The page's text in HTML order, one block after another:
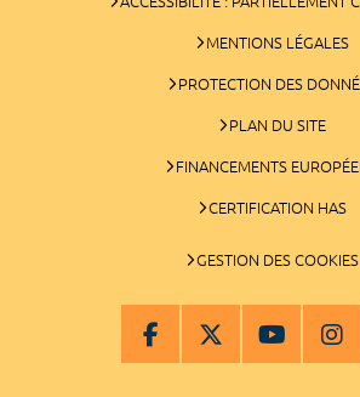
MENTIONS LÉGALES
PROTECTION DES
PLAN DU SITE
FINANCEMENTS
CERTIFICATION HAS
GESTION DES COOKIES